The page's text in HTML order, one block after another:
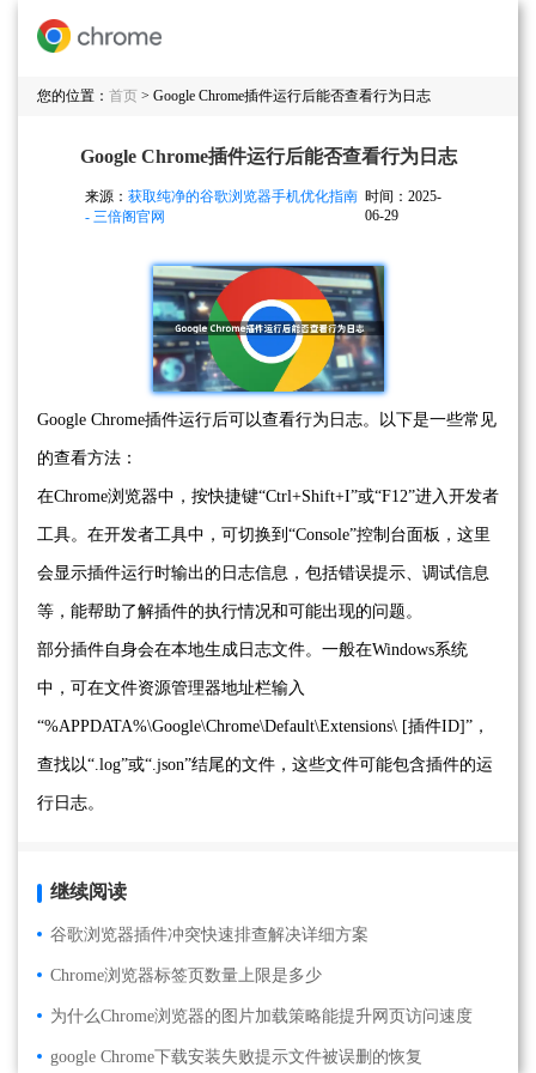
您的位置： 首页 > Google Chrome插件运行后能否查看行为日志
Google Chrome插件运行后能否查看行为日志
来源： 获取纯净的谷歌浏览器手机优化指南
- 三倍阁官网
时间：2025-
06-29
Google Chrome插件运行后可以查看行为日志。以下是一些常见
的查看方法：
在Chrome浏览器中，按快捷键“Ctrl+Shift+I”或“F12”进入开发者
工具。在开发者工具中，可切换到“Console”控制台面板，这里
会显示插件运行时输出的日志信息，包括错误提示、调试信息
等，能帮助了解插件的执行情况和可能出现的问题。
部分插件自身会在本地生成日志文件。一般在Windows系统
中，可在文件资源管理器地址栏输入
“%APPDATA%\Google\Chrome\Default\Extensions\ [插件ID]”，
查找以“.log”或“.json”结尾的文件，这些文件可能包含插件的运
行日志。
继续阅读
谷歌浏览器插件冲突快速排查解决详细方案
Chrome浏览器标签页数量上限是多少
为什么Chrome浏览器的图片加载策略能提升网页访问速度
google Chrome下载安装失败提示文件被误删的恢复